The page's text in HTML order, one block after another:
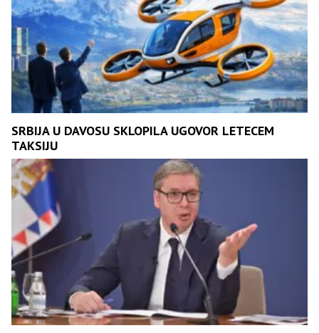
SRBIJA U DAVOSU SKLOPILA UGOVOR LETECEM
TAKSIJU